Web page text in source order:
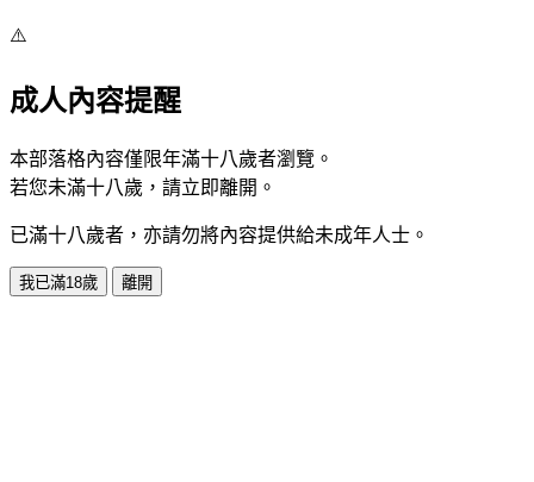
⚠️
成人內容提醒
本部落格內容僅限年滿十八歲者瀏覽。
若您未滿十八歲，請立即離開。
已滿十八歲者，亦請勿將內容提供給未成年人士。
我已滿18歲 離開